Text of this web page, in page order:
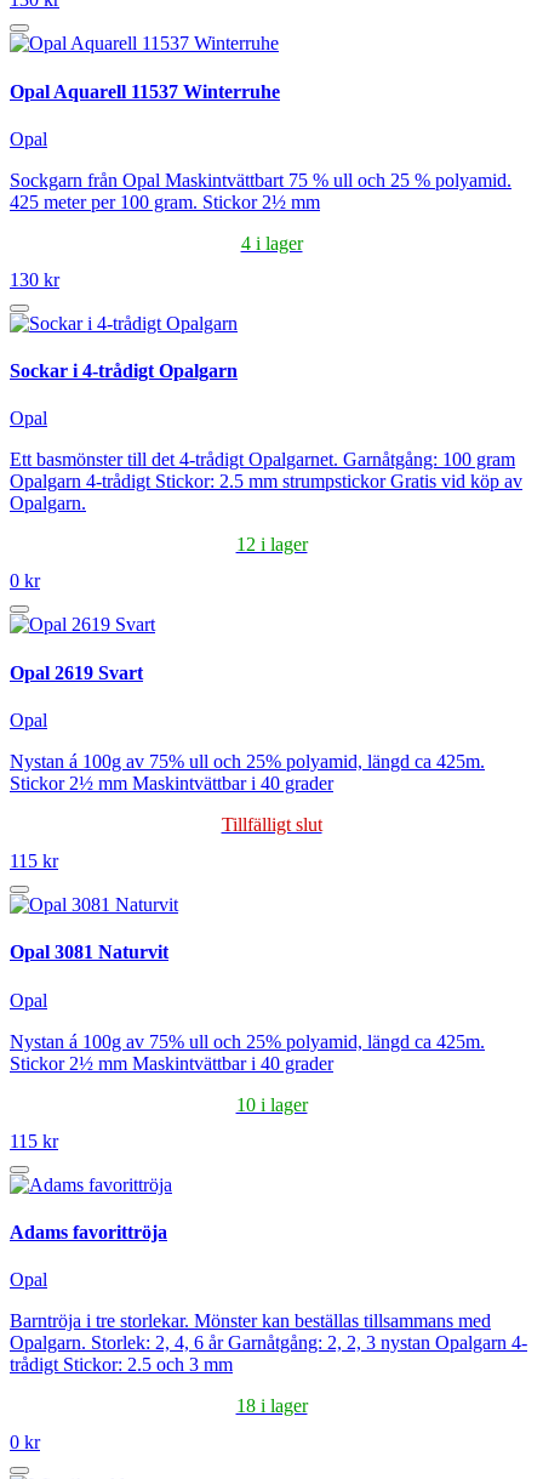
Opal Aquarell 11537 Winterruhe
Opal
Sockgarn från Opal Maskintvättbart 75 % ull och 25 % polyamid.
425 meter per 100 gram. Stickor 2½ mm
4 i lager
130 kr
Sockar i 4-trådigt Opalgarn
Opal
Ett basmönster till det 4-trådigt Opalgarnet. Garnåtgång: 100 gram
Opalgarn 4-trådigt Stickor: 2.5 mm strumpstickor Gratis vid köp av
Opalgarn.
12 i lager
0 kr
Opal 2619 Svart
Opal
Nystan á 100g av 75% ull och 25% polyamid, längd ca 425m.
Stickor 2½ mm Maskintvättbar i 40 grader
Tillfälligt slut
115 kr
Opal 3081 Naturvit
Opal
Nystan á 100g av 75% ull och 25% polyamid, längd ca 425m.
Stickor 2½ mm Maskintvättbar i 40 grader
10 i lager
115 kr
Adams favorittröja
Opal
Barntröja i tre storlekar. Mönster kan beställas tillsammans med
Opalgarn. Storlek: 2, 4, 6 år Garnåtgång: 2, 2, 3 nystan Opalgarn 4-
trådigt Stickor: 2.5 och 3 mm
18 i lager
0 kr